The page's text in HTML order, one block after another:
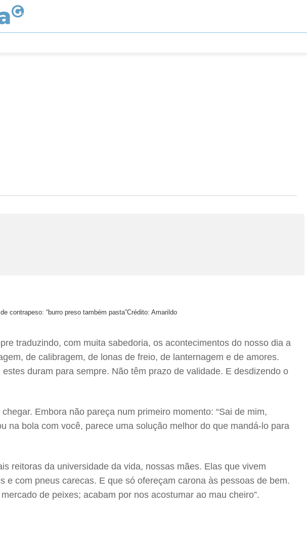
contrapeso: “burro preso também pasta”Crédito: Amarildo
traduzindo, com muita sabedoria, os acontecimentos do nosso dia a
de calibragem, de lonas de freio, de lanternagem e de amores.
duram para sempre. Não têm prazo de validade. E desdizendo o
Embora não pareça num primeiro momento: “Sai de mim,
na bola com você, parece uma solução melhor do que mandá-lo para
reitoras da universidade da vida, nossas mães. Elas que vivem
com pneus carecas. E que só ofereçam carona às pessoas de bem.
de peixes; acabam por nos acostumar ao mau cheiro”.